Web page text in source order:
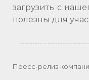
загрузить с
полезны для
Пресс-релиз